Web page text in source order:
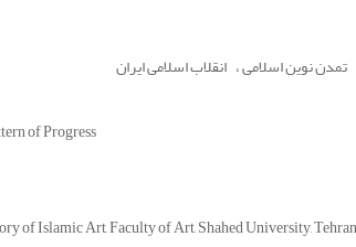
تمدن نوین اسلامی انقلاب اسلامی ایران
of Progress
of Islamic Art, Faculty of Art, Shahed University,